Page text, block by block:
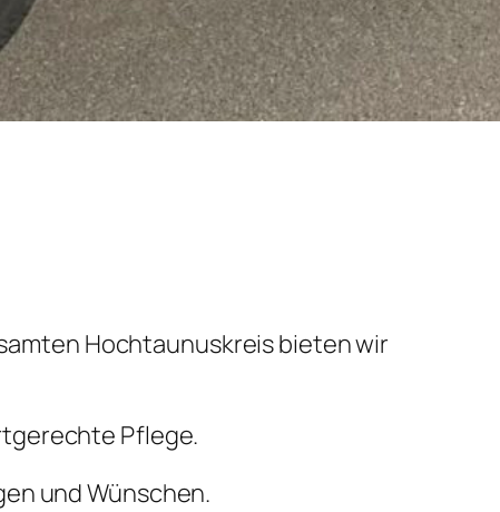
Hochtaunuskreis bieten wir
Pflege.
und Wünschen.